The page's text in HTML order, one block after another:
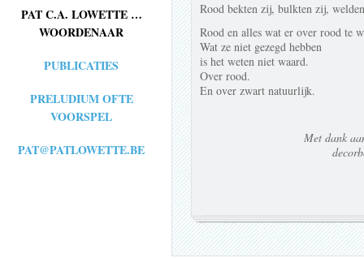
PAT C.A. LOWETTE …
WOORDENAAR
PUBLICATIES
PRELUDIUM OFTE
VOORSPEL
PAT@PATLOWETTE.BE
Rood bekten zij, bulkten zij,
Rood en alles wat er over rood te
Wat ze niet gezegd hebben
is het weten niet waard.
Over rood.
En over zwart natuurlijk.
Met dank